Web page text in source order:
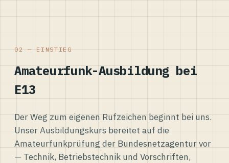
02 — EINSTIEG
Amateurfunk-Ausbildung bei
E13
Der Weg zum eigenen Rufzeichen beginnt bei uns.
Unser Ausbildungskurs bereitet auf die
Amateurfunkprüfung der Bundesnetzagentur vor
— Technik, Betriebstechnik und Vorschriften,